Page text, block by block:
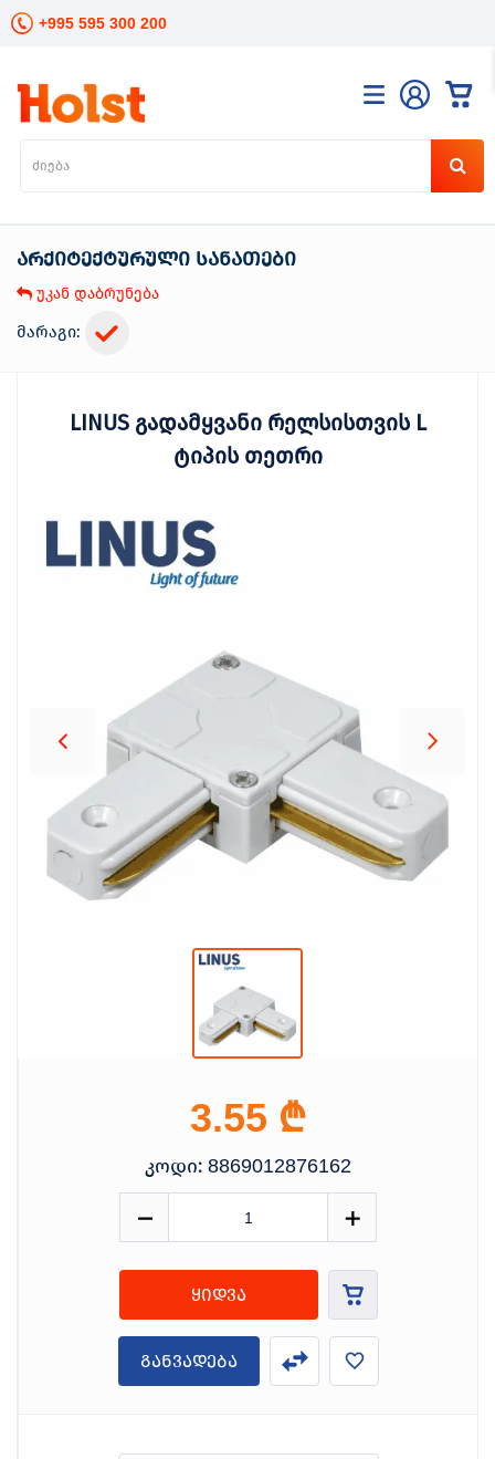
+995 595 300 200
არქიტექტურული სანათები
უკან დაბრუნება
მარაგი:
LINUS გადამყვანი რელსისთვის L
ტიპის თეთრი
3.55 ₾
კოდი: 8869012876162
ყიდვა
განვადება
კატალოგი
განათება
ინსტრუმენტები
ელექტრო
მოვლა
მცენარეთა
ბრენდები ბლოგი
სოც.